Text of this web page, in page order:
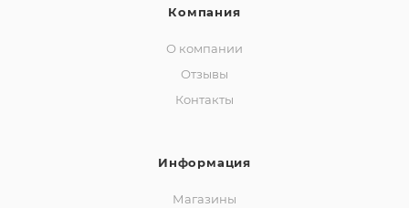
Компания
О компании
Отзывы
Контакты
Информация
Магазины